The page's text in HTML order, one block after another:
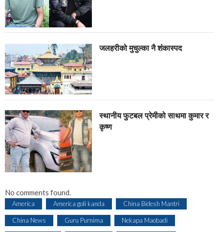
जलहरीको मुचुल्का नै शंंकास्पद
स्थानीय फुटबल प्रेमीको साथमा कुमार र
कृष्ण
No comments found.
America America goli kanda China Bidesh Mantri
China News Guru Purnima Nekapa Maobadi